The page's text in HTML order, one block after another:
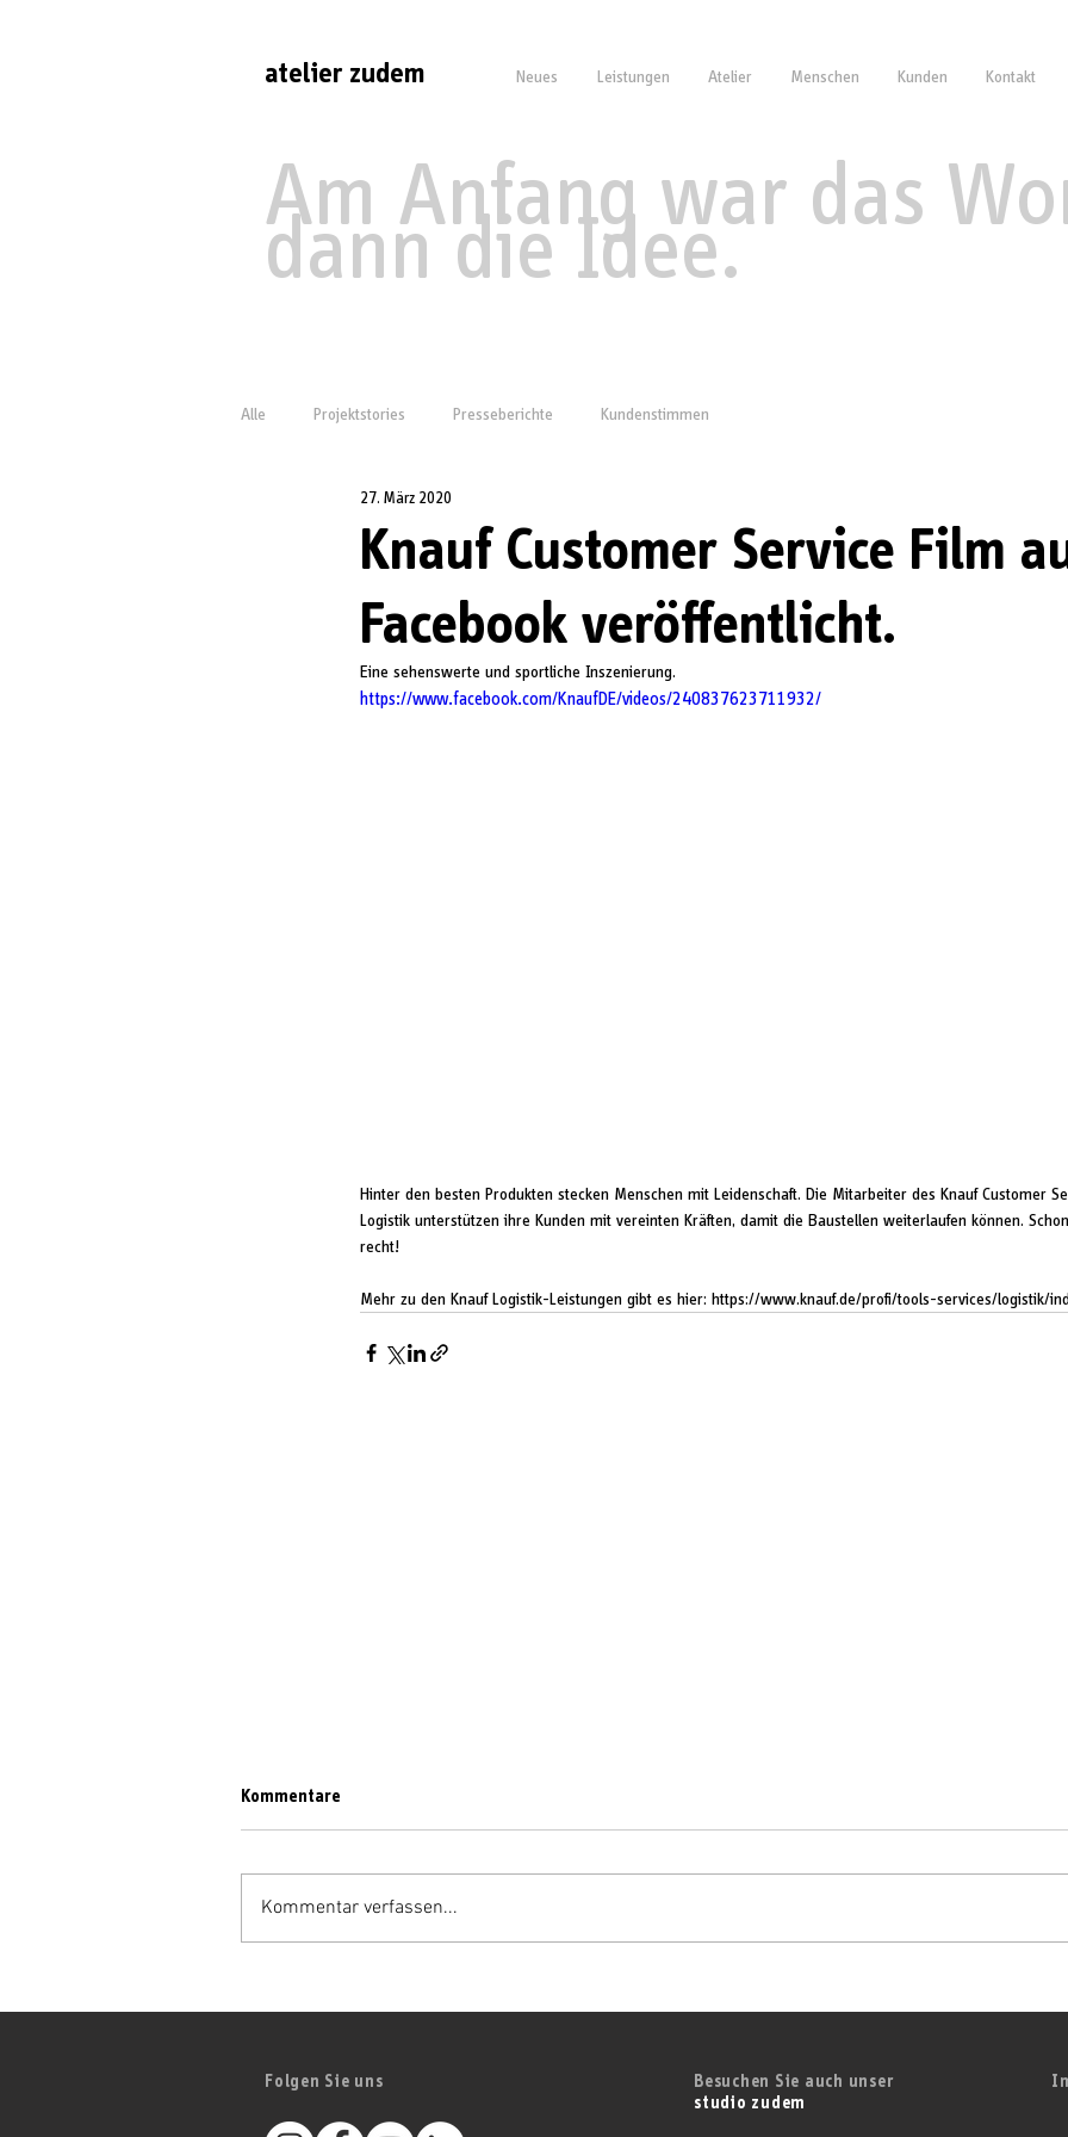
atelier zudem Neues Leistungen Atelier Menschen Kunden Kontakt
Am Anfang war das
dann die Idee.
Alle Projektstories Presseberichte Kundenstimmen
Knauf Customer Service Film
Facebook veröffentlicht.
27. März 2020
Eine sehenswerte und sportliche Inszenierung.
https://www.facebook.com/KnaufDE/videos/240837623711932/
Hinter den besten Produkten stecken Menschen mit Leidenschaft. Die Mitarbeiter des Knauf Customer
Logistik unterstützen ihre Kunden mit vereinten Kräften, damit die Baustellen weiterlaufen können.
recht!
Mehr zu den Knauf Logistik-Leistungen gibt es hier: https://www.knauf.de/profi/tools-services/logistik/
Weintourismus-Symposium:
zudem überträgt Wahl der
Kommentare
Kommentar verfassen...
Folgen Sie uns
Besuchen Sie auch unser
studio zudem